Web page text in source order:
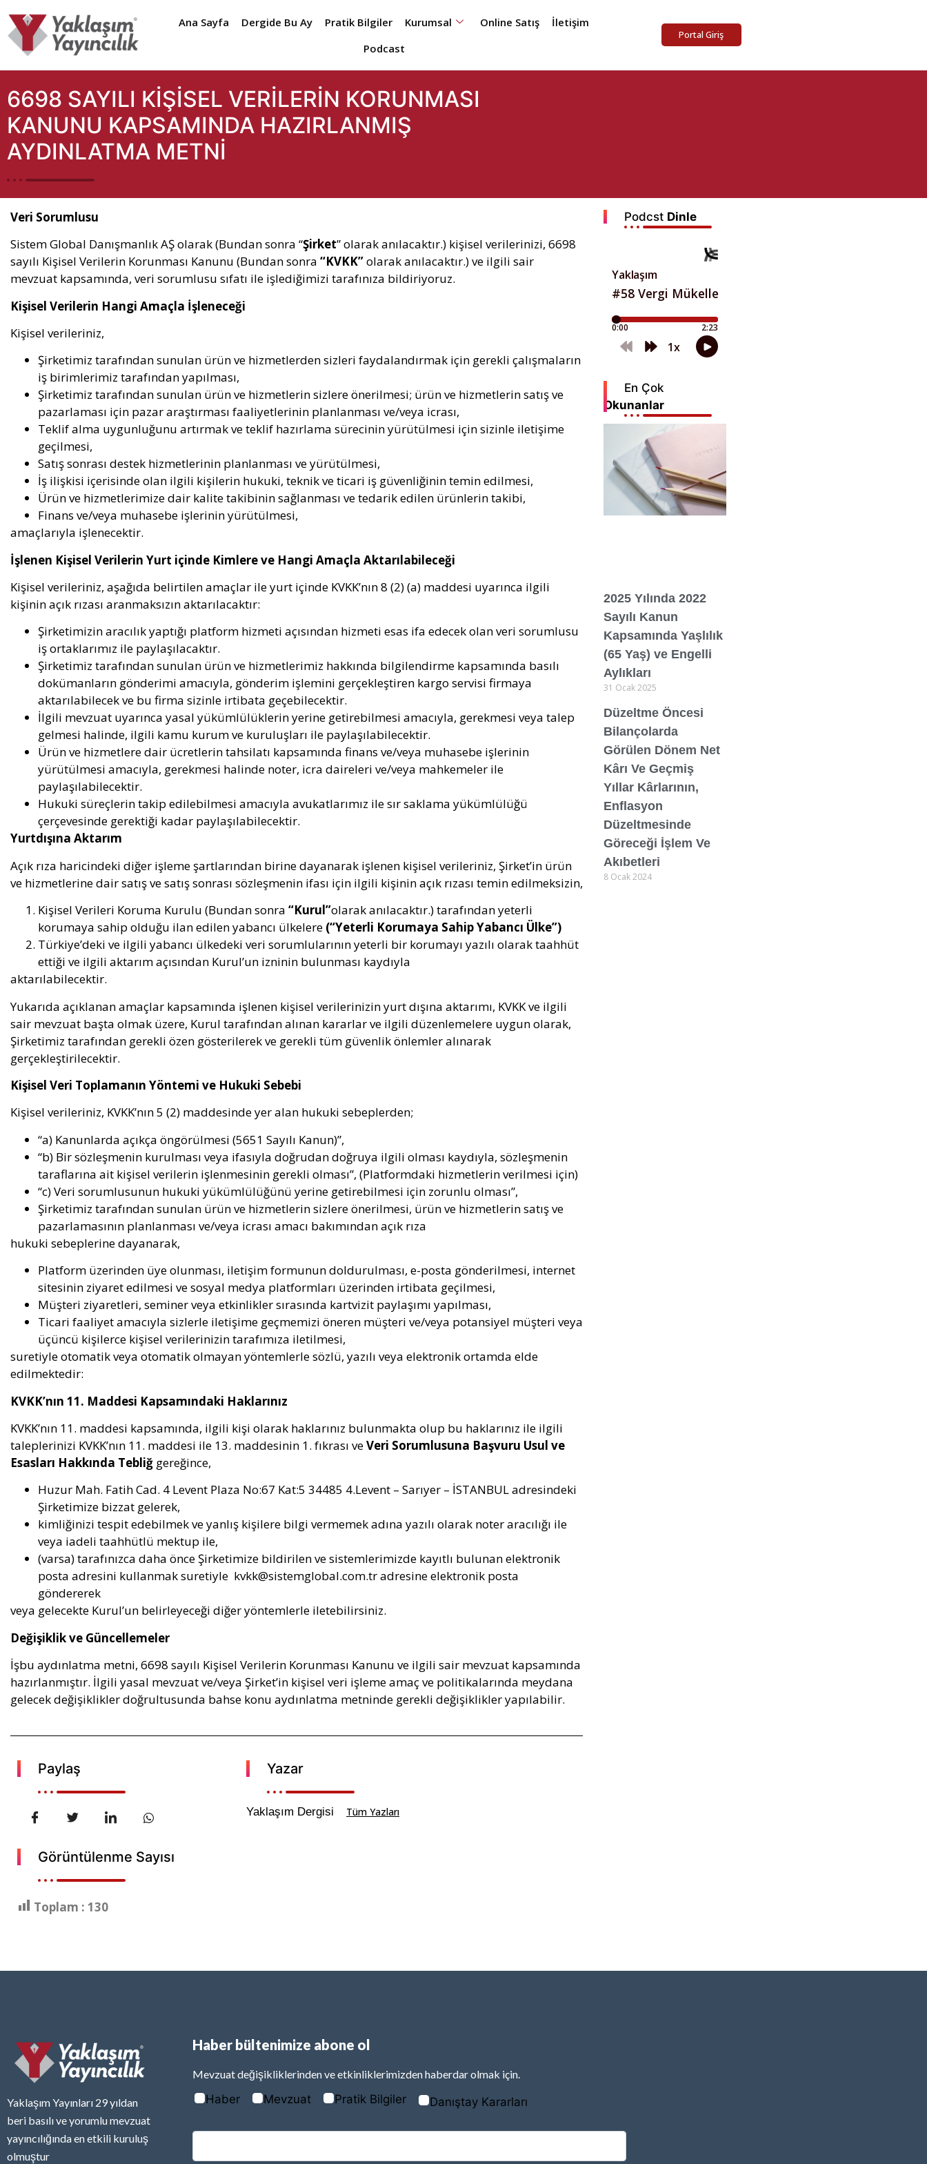
Ana Sayfa Dergide Bu Ay Pratik Bilgiler Kurumsal Online Satış
İletişim
Podcast
Portal Giriş
6698 SAYILI KİŞİSEL VERİLERİN KORUNMASI
KANUNU KAPSAMINDA HAZIRLANMIŞ
AYDINLATMA METNİ
Veri Sorumlusu
Sistem Global Danışmanlık AŞ olarak (Bundan sonra “Şirket” olarak anılacaktır.) kişisel verilerinizi, 6698
sayılı Kişisel Verilerin Korunması Kanunu (Bundan sonra “KVKK”olarak anılacaktır.) ve ilgili sair
mevzuat kapsamında, veri sorumlusu sıfatı ile işlediğimizi tarafınıza bildiriyoruz.
Kişisel Verilerin Hangi Amaçla İşleneceği
Kişisel verileriniz,
Şirketimiz tarafından sunulan ürün ve hizmetlerden sizleri faydalandırmak için gerekli çalışmaların
iş birimlerimiz tarafından yapılması,
Şirketimiz tarafından sunulan ürün ve hizmetlerin sizlere önerilmesi; ürün ve hizmetlerin satış ve
pazarlaması için pazar araştırması faaliyetlerinin planlanması ve/veya icrası,
Teklif alma uygunluğunu artırmak ve teklif hazırlama sürecinin yürütülmesi için sizinle iletişime
geçilmesi,
Satış sonrası destek hizmetlerinin planlanması ve yürütülmesi,
İş ilişkisi içerisinde olan ilgili kişilerin hukuki, teknik ve ticari iş güvenliğinin temin edilmesi,
Ürün ve hizmetlerimize dair kalite takibinin sağlanması ve tedarik edilen ürünlerin takibi,
Finans ve/veya muhasebe işlerinin yürütülmesi,
amaçlarıyla işlenecektir.
İşlenen Kişisel Verilerin Yurt içinde Kimlere ve Hangi Amaçla Aktarılabileceği
Kişisel verileriniz, aşağıda belirtilen amaçlar ile yurt içinde KVKK’nın 8 (2) (a) maddesi uyarınca ilgili
kişinin açık rızası aranmaksızın aktarılacaktır:
Şirketimizin aracılık yaptığı platform hizmeti açısından hizmeti esas ifa edecek olan veri sorumlusu
iş ortaklarımız ile paylaşılacaktır.
Şirketimiz tarafından sunulan ürün ve hizmetlerimiz hakkında bilgilendirme kapsamında basılı
dokümanların gönderimi amacıyla, gönderim işlemini gerçekleştiren kargo servisi firmaya
aktarılabilecek ve bu firma sizinle irtibata geçebilecektir.
İlgili mevzuat uyarınca yasal yükümlülüklerin yerine getirebilmesi amacıyla, gerekmesi veya talep
gelmesi halinde, ilgili kamu kurum ve kuruluşları ile paylaşılabilecektir.
Ürün ve hizmetlere dair ücretlerin tahsilatı kapsamında finans ve/veya muhasebe işlerinin
yürütülmesi amacıyla, gerekmesi halinde noter, icra daireleri ve/veya mahkemeler ile
paylaşılabilecektir.
Hukuki süreçlerin takip edilebilmesi amacıyla avukatlarımız ile sır saklama yükümlülüğü
çerçevesinde gerektiği kadar paylaşılabilecektir.
Yurtdışına Aktarım
Açık rıza haricindeki diğer işleme şartlarından birine dayanarak işlenen kişisel verileriniz, Şirket’in ürün
ve hizmetlerine dair satış ve satış sonrası sözleşmenin ifası için ilgili kişinin açık rızası temin edilmeksizin,
Kişisel Verileri Koruma Kurulu (Bundan sonra “Kurul”olarak anılacaktır.) tarafından yeterli
korumaya sahip olduğu ilan edilen yabancı ülkelere (“Yeterli Korumaya Sahip Yabancı Ülke”)
Türkiye’deki ve ilgili yabancı ülkedeki veri sorumlularının yeterli bir korumayı yazılı olarak taahhüt
ettiği ve ilgili aktarım açısından Kurul’un izninin bulunması kaydıyla
aktarılabilecektir.
Yukarıda açıklanan amaçlar kapsamında işlenen kişisel verilerinizin yurt dışına aktarımı, KVKK ve ilgili
sair mevzuat başta olmak üzere, Kurul tarafından alınan kararlar ve ilgili düzenlemelere uygun olarak,
Şirketimiz tarafından gerekli özen gösterilerek ve gerekli tüm güvenlik önlemler alınarak
gerçekleştirilecektir.
Kişisel Veri Toplamanın Yöntemi ve Hukuki Sebebi
Kişisel verileriniz, KVKK’nın 5 (2) maddesinde yer alan hukuki sebeplerden;
“a) Kanunlarda açıkça öngörülmesi (5651 Sayılı Kanun)”,
“b) Bir sözleşmenin kurulması veya ifasıyla doğrudan doğruya ilgili olması kaydıyla, sözleşmenin
taraflarına ait kişisel verilerin işlenmesinin gerekli olması”, (Platformdaki hizmetlerin verilmesi için)
“c) Veri sorumlusunun hukuki yükümlülüğünü yerine getirebilmesi için zorunlu olması”,
Şirketimiz tarafından sunulan ürün ve hizmetlerin sizlere önerilmesi, ürün ve hizmetlerin satış ve
pazarlamasının planlanması ve/veya icrası amacı bakımından açık rıza
hukuki sebeplerine dayanarak,
Platform üzerinden üye olunması, iletişim formunun doldurulması, e-posta gönderilmesi, internet
sitesinin ziyaret edilmesi ve sosyal medya platformları üzerinden irtibata geçilmesi,
Müşteri ziyaretleri, seminer veya etkinlikler sırasında kartvizit paylaşımı yapılması,
Ticari faaliyet amacıyla sizlerle iletişime geçmemizi öneren müşteri ve/veya potansiyel müşteri veya
üçüncü kişilerce kişisel verilerinizin tarafımıza iletilmesi,
suretiyle otomatik veya otomatik olmayan yöntemlerle sözlü, yazılı veya elektronik ortamda elde
edilmektedir:
KVKK’nın 11. Maddesi Kapsamındaki Haklarınız
KVKK’nın 11. maddesi kapsamında, ilgili kişi olarak haklarınız bulunmakta olup bu haklarınız ile ilgili
taleplerinizi KVKK’nın 11. maddesi ile 13. maddesinin 1. fıkrası veVeri Sorumlusuna Başvuru Usul ve
Esasları Hakkında Tebliğ gereğince,
Huzur Mah. Fatih Cad. 4 Levent Plaza No:67 Kat:5 34485 4.Levent – Sarıyer – İSTANBUL adresindeki
Şirketimize bizzat gelerek,
kimliğinizi tespit edebilmek ve yanlış kişilere bilgi vermemek adına yazılı olarak noter aracılığı ile
veya iadeli taahhütlü mektup ile,
(varsa) tarafınızca daha önce Şirketimize bildirilen ve sistemlerimizde kayıtlı bulunan elektronik
posta adresini kullanmak suretiyle kvkk@sistemglobal.com.tradresine elektronik posta
göndererek
veya gelecekte Kurul’un belirleyeceği diğer yöntemlerle iletebilirsiniz.
Değişiklik ve Güncellemeler
İşbu aydınlatma metni, 6698 sayılı Kişisel Verilerin Korunması Kanunu ve ilgili sair mevzuat kapsamında
hazırlanmıştır. İlgili yasal mevzuat ve/veya Şirket’in kişisel veri işleme amaç ve politikalarında meydana
gelecek değişiklikler doğrultusunda bahse konu aydınlatma metninde gerekli değişiklikler yapılabilir.
Paylaş Yazar
Yaklaşım Dergisi Tüm Yazları
Görüntülenme Sayısı
Toplam : 130
Podcst Dinle
En Çok
Okunanlar
2025 Yılında 2022
Sayılı Kanun
Kapsamında Yaşlılık
(65 Yaş) ve Engelli
Aylıkları
31 Ocak 2025
Düzeltme Öncesi
Bilançolarda
Görülen Dönem Net
Kârı Ve Geçmiş
Yıllar Kârlarının,
Enflasyon
Düzeltmesinde
Göreceği İşlem Ve
Akıbetleri
8 Ocak 2024
Yaklaşım Yayınları 29 yıldan
beri basılı ve yorumlu mevzuat
yayıncılığında en etkili kuruluş
olmuştur
Haber bültenimize abone ol
Mevzuat değişikliklerinden ve etkinliklerimizden haberdar olmak için.
Haber Mevzuat Pratik Bilgiler Danıştay Kararları